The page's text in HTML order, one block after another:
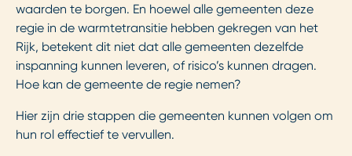
waarden te borgen. En hoewel alle gemeenten deze
regie in de warmtetransitie hebben gekregen van het
Rijk, betekent dit niet dat alle gemeenten dezelfde
inspanning kunnen leveren, of risico’s kunnen dragen.
Hoe kan de gemeente de regie nemen?
Hier zijn drie stappen die gemeenten kunnen volgen om
hun rol effectief te vervullen.